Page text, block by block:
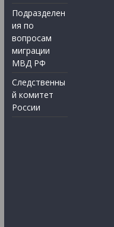
Подразделен
ия по
вопросам
миграции
МВД РФ
Следственны
й комитет
России